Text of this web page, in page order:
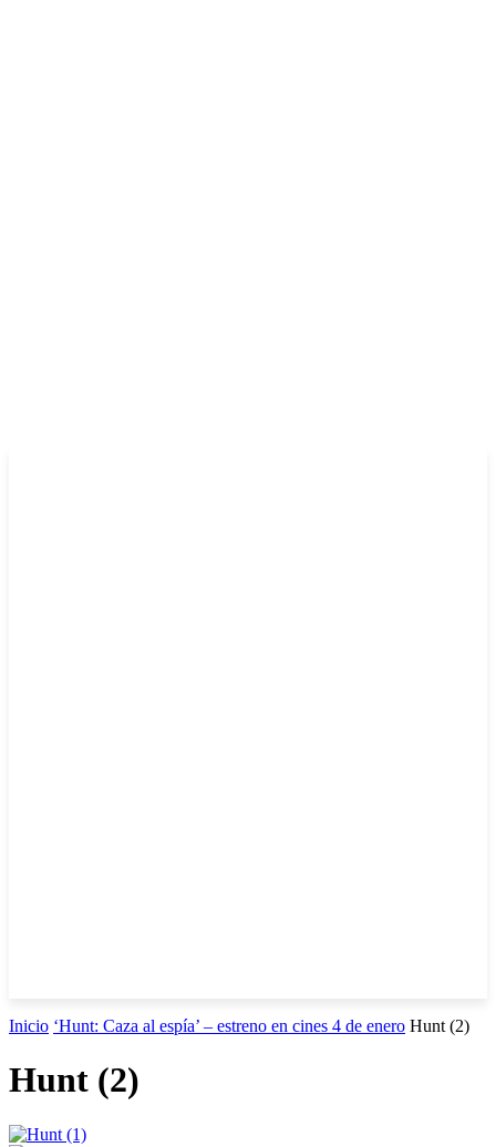
Inicio ‘Hunt: Caza al espía’ – estreno en cines 4 de enero Hunt (2)
Hunt (2)